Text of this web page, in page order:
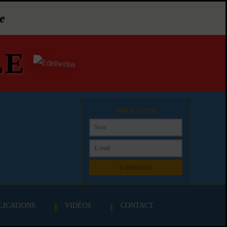
NEWSLETTER
VIDÉOS CONTACT